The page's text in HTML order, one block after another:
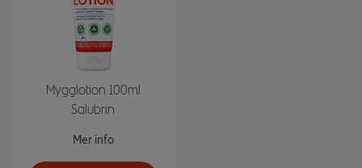
Mygglotion 100ml
Salubrin
Mer info